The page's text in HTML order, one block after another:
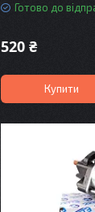
Готово до
520 ₴
Купити